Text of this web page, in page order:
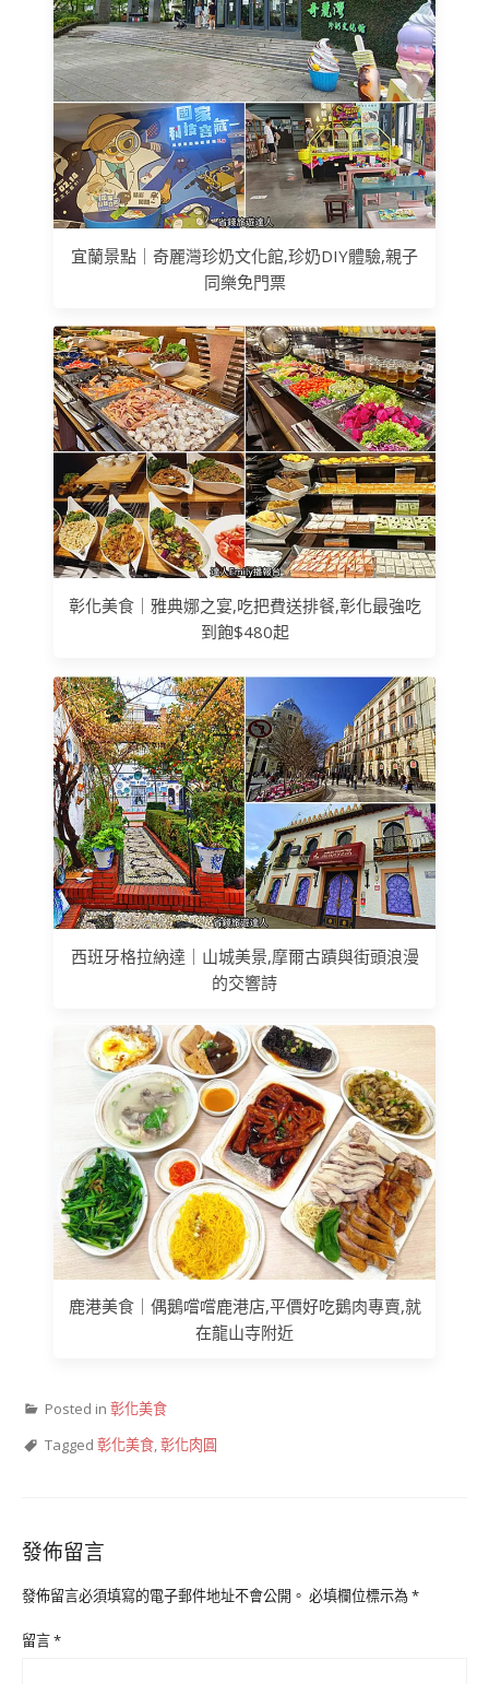
宜蘭景點｜奇麗灣珍奶文化館,珍奶DIY體驗,親子
同樂免門票
彰化美食｜雅典娜之宴,吃把費送排餐,彰化最強吃
到飽$480起
西班牙格拉納達｜山城美景,摩爾古蹟與街頭浪漫
的交響詩
鹿港美食｜偶鵝嚐嚐鹿港店,平價好吃鵝肉專賣,就
在龍山寺附近
Posted in 彰化美食
Tagged 彰化美食,彰化肉圓
發佈留言
發佈留言必須填寫的電子郵件地址不會公開。 必填欄位標示為*
留言*